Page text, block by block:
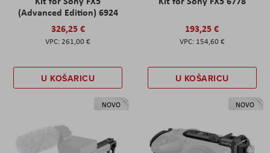
(Advanced Edition) 6924
326,25 €
261,00 €
U KOŠARICU
193,25 €
154,60 €
U KOŠARICU
NOVO NOVO